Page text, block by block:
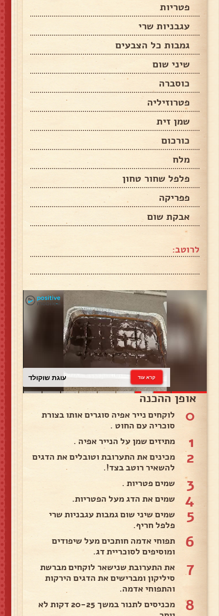
פטריות
עגבניות שרי
גמבות כל הצבעים
שיני שום
כוסברה
פטרוזיליה
שמן זית
כורכום
מלח
פלפל שחור טחון
פפריקה
אבקת שום
לרוטב:
עוגת שוקולד קרא עוד
אופן ההכנה
0
לוקחים נייר אפיה סוגרים אותו בצורת
סוכריה עם החוט .
1 מתיזים שמן על הנייר אפיה .
2
מכינים את התערובת וטובלים את הדגים
להשאיר רוטב בצד!.
3 שמים פטריות .
4 שמים את הדג מעל הפטריות.
5
שמים שיני שום גמבות עגבניות שרי
פלפל חריף.
6
תפוחי אדמה חותכים מעל שיפודים
ומוסיפים לסוכריית דג.
7
את התערובת שנישאר לוקחים מברשת
סיליקון ומברישים את הדגים הירקות
והתפוחי אדמה.
8
מכניסים לתנור במשך 20-25 דקות לא